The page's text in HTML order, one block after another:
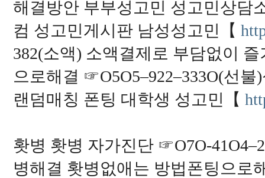
해결방안 부부성고민 성고민상담
컴 성고민게시판 남성성고민【
382(소액) 소액결제로 부담없이
으로해결 ☞O5O5–922–333O(선
랜덤매칭 폰팅 대학생 성고민【
홧병 홧병 자가진단 ☞O7O-
병해결 홧병없애는 방법폰팅으로